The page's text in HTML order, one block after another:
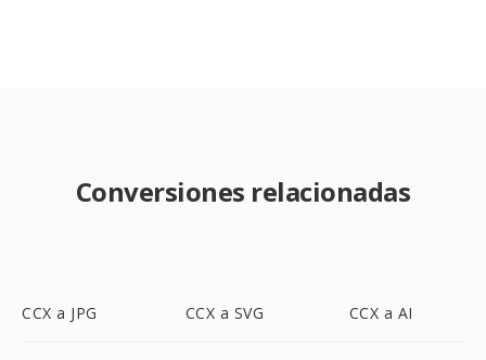
Conversiones relacionadas
CCX a JPG CCX a SVG CCX a AI